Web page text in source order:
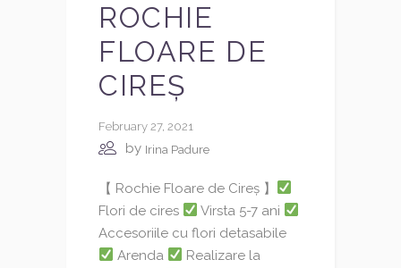
ROCHIE
FLOARE DE
CIREȘ
February 27, 2021
by Irina Padure
【 Rochie Floare de Cireș 】
Flori de cires
Virsta 5-7 ani
Accesoriile cu flori detasabile
Arenda
Realizare la